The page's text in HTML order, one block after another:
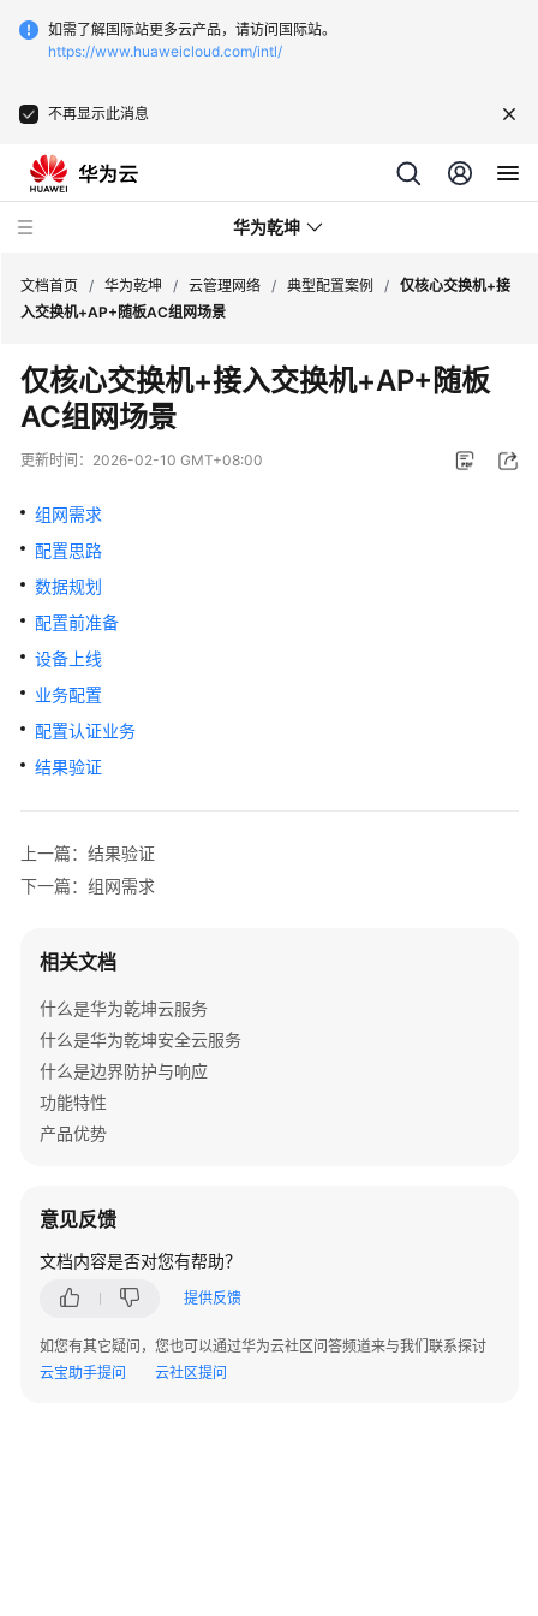
如需了解国际站更多云产品，请访问国际站。
https://www.huaweicloud.com/intl/
不再显示此消息
华为乾坤
安
全
云
务
云
管
理
网
络
典
配
置
AP
网
场
景
纯
AP
组
网
组
景
文档首页 / 华为乾坤 / 云管理网络 / 典型配置案例 / 仅核心交换机+接
入交换机+AP+随板AC组网场景
仅核心交换机+接入交换机+AP+随板
AC组网场景
更新时间： 2026-02-10 GMT+08:00
组网需求
配置思路
数据规划
配置前准备
设备上线
业务配置
配置认证业务
结果验证
上一篇：结果验证
下一篇：组网需求
相关文档
什么是华为乾坤云服务
什么是华为乾坤安全云服务
什么是边界防护与响应
功能特性
产品优势
意见反馈
文档内容是否对您有帮助？
提供反馈
如您有其它疑问，您也可以通过华为云社区问答频道来与我们联系探讨
云宝助手提问
云社区提问